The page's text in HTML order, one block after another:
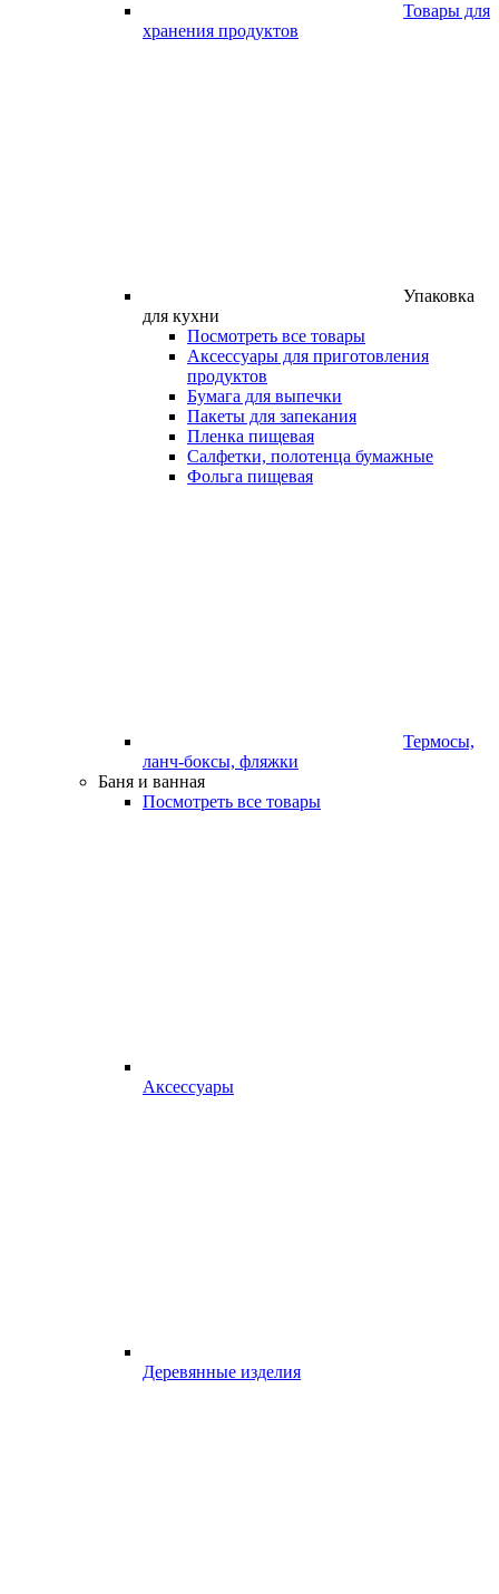
Товары для
хранения продуктов
Упаковка
для кухни
Посмотреть все товары
Аксессуары для приготовления
продуктов
Бумага для выпечки
Пакеты для запекания
Пленка пищевая
Салфетки, полотенца бумажные
Фольга пищевая
Термосы,
ланч-боксы, фляжки
Баня и ванная
Посмотреть все товары
Аксессуары
Деревянные изделия